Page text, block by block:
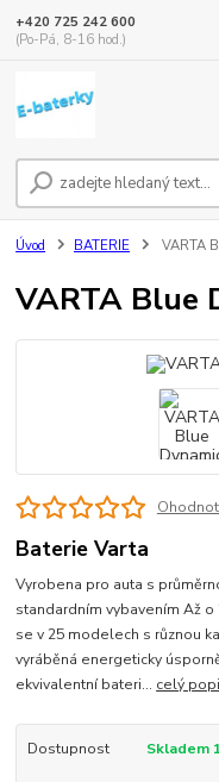
+420 725 242 600
(Po-Pá, 8-16 hod.)
Úvod BATERIE VARTA
VARTA Blue
Baterie Varta
Vyrobena pro auta s
standardním vybavením Až
se v 25 modelech s různou
vyráběná energeticky
ekvivalentní bateri... celý
Dostupnost Skladem